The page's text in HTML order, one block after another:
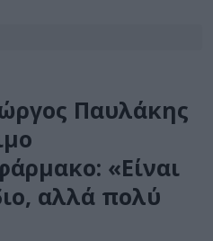
Παυλάκης
«Είναι
αλλά πολύ